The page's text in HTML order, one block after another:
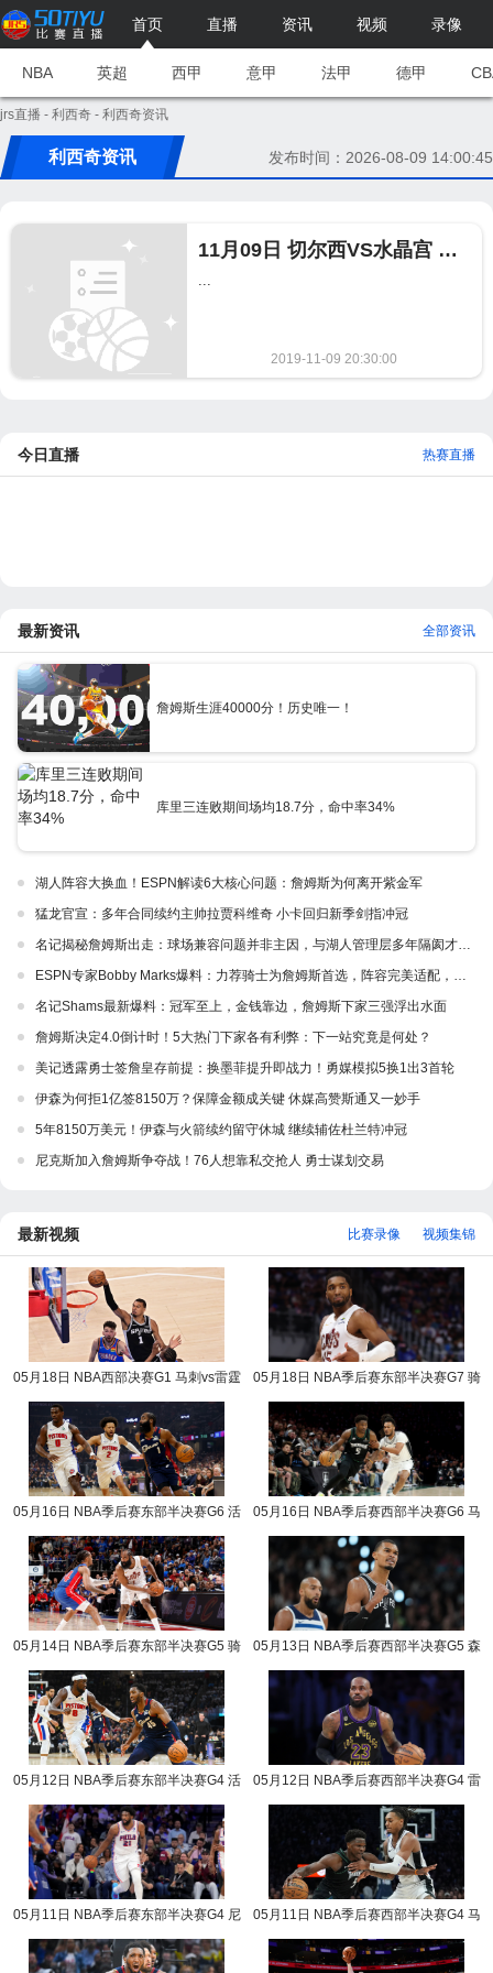
首页 直播 资讯 视频 录像
NBA 英超 西甲 意甲 法甲 德甲
jrs直播 - 利西奇 - 利西奇资讯
利西奇资讯 发布时间：2026-08-09 14:00:45
11月09日 切尔西VS水晶宫 英超直播 切尔西VS水晶宫比赛录像
...
2019-11-09 20:30:00
1046
今日直播 热赛直播
最新资讯 全部资讯
詹姆斯生涯40000分！历史唯一！
库里三连败期间场均18.7分，命中率34%
湖人阵容大换血！ESPN解读6大核心问题：詹姆斯为何离开紫金军
猛龙官宣：多年合同续约主帅拉贾科维奇 小卡回归新季剑指冲冠
名记揭秘詹姆斯出走：球场兼容问题并非主因，与湖人管理层多年隔阂才是真正导火索
ESPN专家Bobby Marks爆料：力荐骑士为詹姆斯首选，阵容完美适配，家乡情怀加分
名记Shams最新爆料：冠军至上，金钱靠边，詹姆斯下家三强浮出水面
詹姆斯决定4.0倒计时！5大热门下家各有利弊：下一站究竟是何处？
美记透露勇士签詹皇存前提：换墨菲提升即战力！勇媒模拟5换1出3首轮
伊森为何拒1亿签8150万？保障金额成关键 休媒高赞斯通又一妙手
5年8150万美元！伊森与火箭续约留守休城 继续辅佐杜兰特冲冠
尼克斯加入詹姆斯争夺战！76人想靠私交抢人 勇士谋划交易
最新视频 视频集锦
比赛录像
05月18日 NBA西部决赛G1 马刺vs雷霆
05月18日 NBA季后赛东部半决赛G7 骑
05月16日 NBA季后赛东部半决赛G6 活
05月16日 NBA季后赛西部半决赛G6 马
05月14日 NBA季后赛东部半决赛G5 骑
05月13日 NBA季后赛西部半决赛G5 森
05月12日 NBA季后赛东部半决赛G4 活
05月12日 NBA季后赛西部半决赛G4 雷
05月11日 NBA季后赛东部半决赛G4 尼
05月11日 NBA季后赛西部半决赛G4 马